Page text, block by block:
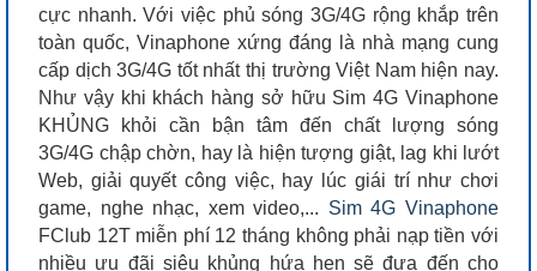
cực nhanh. Với việc phủ sóng 3G/4G rộng khắp trên
toàn quốc, Vinaphone xứng đáng là nhà mạng cung
cấp dịch 3G/4G tốt nhất thị trường Việt Nam hiện nay.
Như vậy khi khách hàng sở hữu Sim 4G Vinaphone
KHỦNG khỏi cần bận tâm đến chất lượng sóng
3G/4G chập chờn, hay là hiện tượng giật, lag khi lướt
Web, giải quyết công việc, hay lúc giái trí như chơi
game, nghe nhạc, xem video,... Sim 4G Vinaphone
FClub 12T miễn phí 12 tháng không phải nạp tiền với
nhiều ưu đãi siêu khủng hứa hẹn sẽ đưa đến cho